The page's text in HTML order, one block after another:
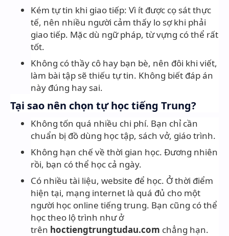
Kém tự tin khi giao tiếp: Vì ít được cọ sát thực
tế, nên nhiều người cảm thấy lo sợ khi phải
giao tiếp. Mặc dù ngữ pháp, từ vựng có thể rất
tốt.
Không có thầy cô hay bạn bè, nên đôi khi viết,
làm bài tập sẽ thiếu tự tin. Không biết đáp án
này đúng hay sai.
Tại sao nên chọn tự học tiếng Trung?
Không tốn quá nhiều chi phí. Bạn chỉ cần
chuẩn bị đồ dùng học tập, sách vở, giáo trình.
Không hạn chế về thời gian học. Đương nhiên
rồi, bạn có thể học cả ngày.
Có nhiều tài liệu, website để học. Ở thời điểm
hiện tại, mạng internet là quá đủ cho một
người học online tiếng trung. Bạn cũng có thể
học theo lộ trình như ở
trên hoctiengtrungtudau.com chẳng hạn.